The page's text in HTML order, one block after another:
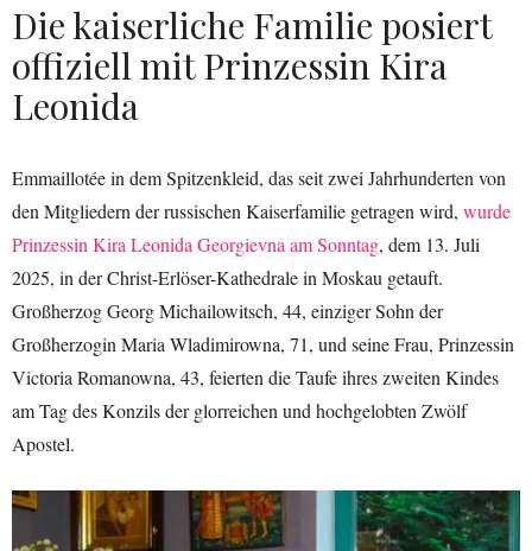
Die kaiserliche Familie posiert
offiziell mit Prinzessin Kira
Leonida
Emmaillotée in dem Spitzenkleid, das seit zwei Jahrhunderten von
den Mitgliedern der russischen Kaiserfamilie getragen wird, wurde
Prinzessin Kira Leonida Georgievna am Sonntag, dem 13. Juli
2025, in der Christ-Erlöser-Kathedrale in Moskau getauft.
Großherzog Georg Michailowitsch, 44, einziger Sohn der
Großherzogin Maria Wladimirowna, 71, und seine Frau, Prinzessin
Victoria Romanowna, 43, feierten die Taufe ihres zweiten Kindes
am Tag des Konzils der glorreichen und hochgelobten Zwölf
Apostel.